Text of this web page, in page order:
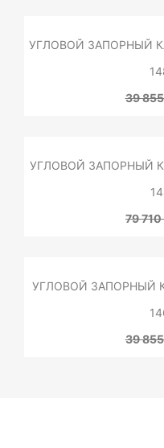
УГЛОВОЙ ЗАПОРНЫЙ
39
УГЛОВОЙ ЗАПОРНЫЙ
79
УГЛОВОЙ ЗАПОРНЫЙ
39